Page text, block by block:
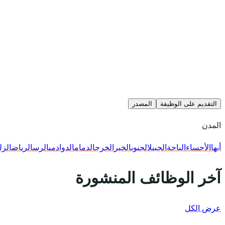
التقديم على الوظيفة المصدر
المدن
أبها الأحساء الباحة الجبيلالجنوبالخبر الخرجالدمامالدوادميالرسالرياض
آخر الوظائف المنشورة
عرض الكل